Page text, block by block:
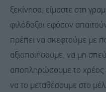
ξεκίνησα, είμαστε στη
φιλόδοξοι εφόσον
πρέπει να σκεφτούμε με
αξιοποιήσουμε, να μη
αποπληρώσουμε το χρέος
να το μεταθέσουμε στο